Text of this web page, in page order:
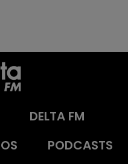
DELTA FM
PODCASTS